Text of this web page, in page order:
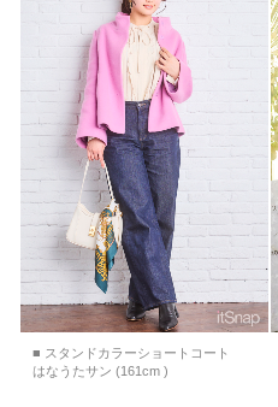
■ スタンドカラーショートコート
はなうたサン (161cm )